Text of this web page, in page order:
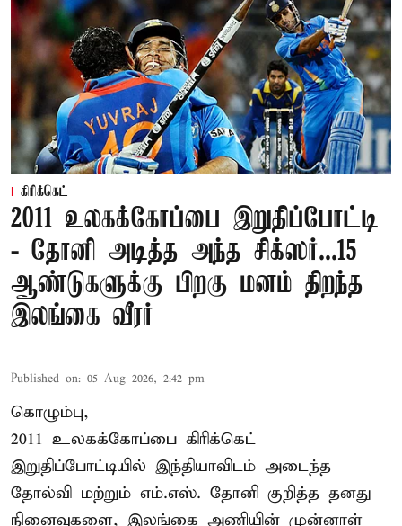
கிரிக்கெட்
2011 உலகக்கோப்பை இறுதிப்போட்டி
- தோனி அடித்த அந்த சிக்ஸர்...15
ஆண்டுகளுக்கு பிறகு மனம் திறந்த
இலங்கை வீரர்
Published on: 05 Aug 2026, 2:42 pm
கொழும்பு,
2011 உலகக்கோப்பை கிரிக்கெட்
இறுதிப்போட்டியில் இந்தியாவிடம் அடைந்த
தோல்வி மற்றும் எம்.எஸ். தோனி குறித்த தனது
நினைவுகளை, இலங்கை அணியின் முன்னாள்